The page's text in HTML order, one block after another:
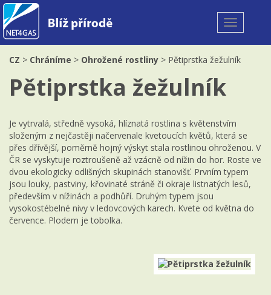
Toggle
navigation
CZ > Chráníme > Ohrožené rostliny > Pětiprstka žežulník
Pětiprstka žežulník
Je vytrvalá, středně vysoká, hlíznatá rostlina s květenstvím
složeným z nejčastěji načervenale kvetoucích květů, která se
přes dřívější, poměrně hojný výskyt stala rostlinou ohroženou. V
ČR se vyskytuje roztroušeně až vzácně od nížin do hor. Roste ve
dvou ekologicky odlišných skupinách stanovišť. Prvním typem
jsou louky, pastviny, křovinaté stráně či okraje listnatých lesů,
především v nížinách a podhůří. Druhým typem jsou
vysokostébelné nivy v ledovcových karech. Kvete od května do
července. Plodem je tobolka.